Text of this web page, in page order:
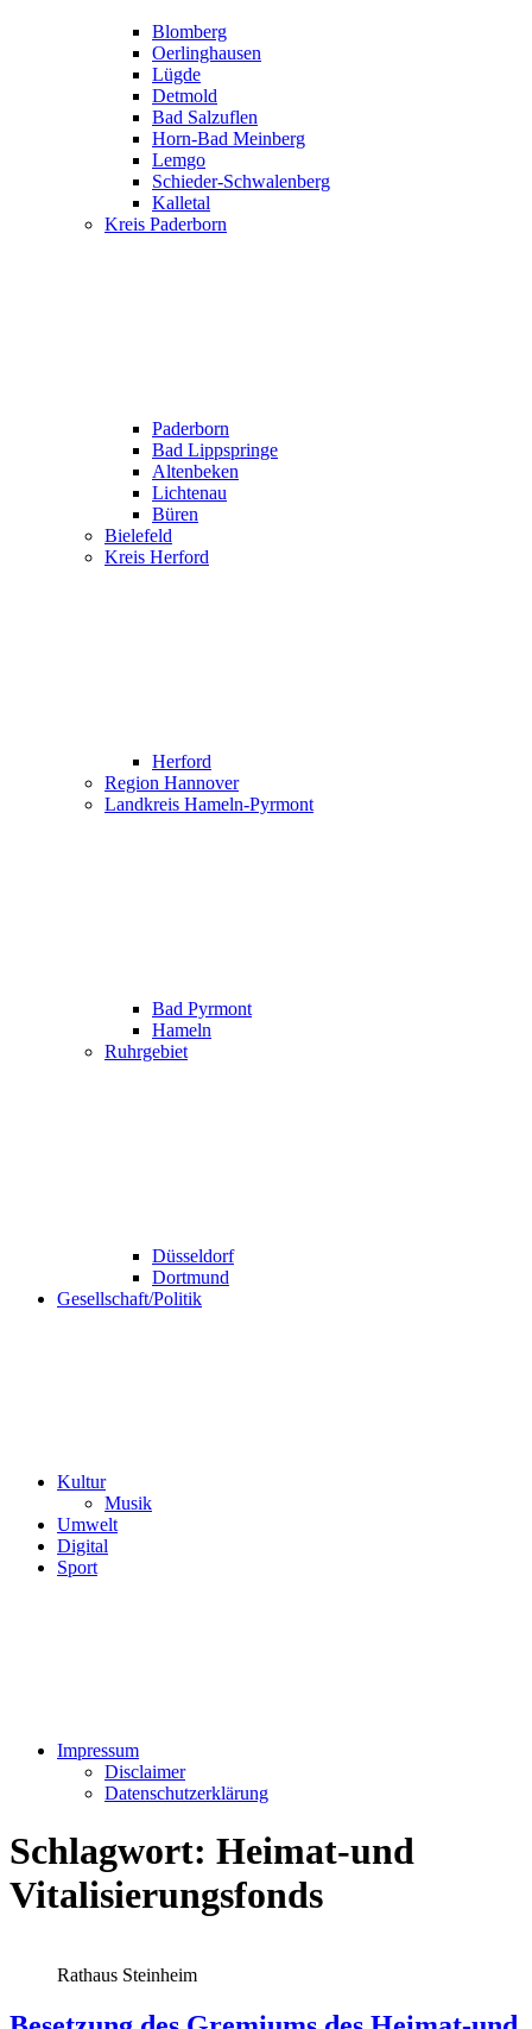
Blomberg
Oerlinghausen
Lügde
Detmold
Bad Salzuflen
Horn-Bad Meinberg
Lemgo
Schieder-Schwalenberg
Kalletal
Kreis Paderborn
Paderborn
Bad Lippspringe
Altenbeken
Lichtenau
Büren
Bielefeld
Kreis Herford
Herford
Region Hannover
Landkreis Hameln-Pyrmont
Bad Pyrmont
Hameln
Ruhrgebiet
Düsseldorf
Dortmund
Gesellschaft/Politik
Kultur
Musik
Umwelt
Digital
Sport
Impressum
Disclaimer
Datenschutzerklärung
Schlagwort: Heimat-und
Vitalisierungsfonds
Rathaus Steinheim